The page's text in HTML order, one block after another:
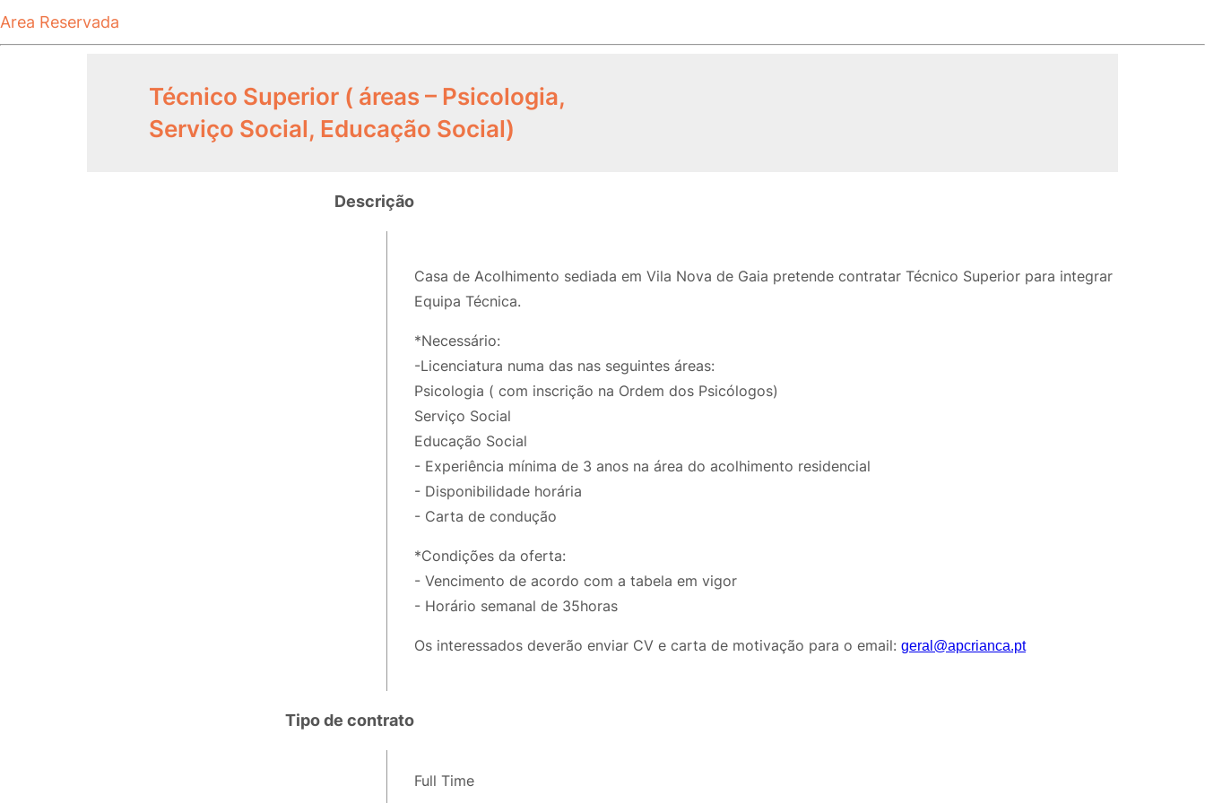
Area Reservada
Técnico Superior ( áreas – Psicologia,
Serviço Social, Educação Social)
Descrição
Casa de Acolhimento sediada em Vila Nova de Gaia pretende contratar Técnico Superior para integrar
Equipa Técnica.
*Necessário:
-Licenciatura numa das nas seguintes áreas:
Psicologia ( com inscrição na Ordem dos Psicólogos)
Serviço Social
Educação Social
- Experiência mínima de 3 anos na área do acolhimento residencial
- Disponibilidade horária
- Carta de condução
*Condições da oferta:
- Vencimento de acordo com a tabela em vigor
- Horário semanal de 35horas
Os interessados deverão enviar CV e carta de motivação para o email: geral@apcrianca.pt
Tipo de contrato
Full Time